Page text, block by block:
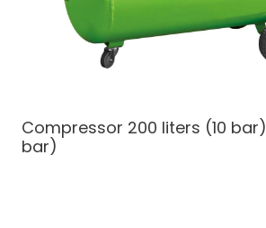
Compressor 200 liters (10 bar)
bar)